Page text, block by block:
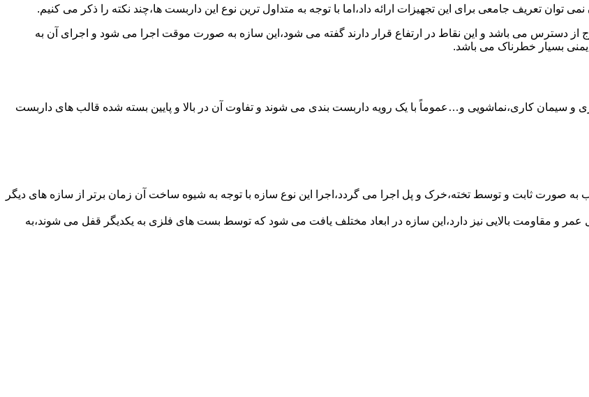
توان تعریف جامعی برای این تجهیزات ارائه داد،اما با توجه به متداول ترین نوع این داربست ها،چند نکته را ذکر می کنیم.
دسترس می باشد و این نقاط در ارتفاع قرار دارند گفته می شود،این سازه به صورت موقت اجرا می شود و اجرای آن به
بسیار خطرناک می باشد.
و سیمان کاری،نماشویی و…عموماً با یک رویه داربست بندی می شوند و تفاوت آن در بالا و پایین بسته شده قالب های داربست
صورت ثابت و توسط تخته،خرک و پل اجرا می گردد،اجرا این نوع سازه با توجه به شیوه ساخت آن زمان برتر از سازه های دیگر
و مقاومت بالایی نیز دارد،این سازه در ابعاد مختلف یافت می شود که توسط بست های فلزی به یکدیگر قفل می شوند،به